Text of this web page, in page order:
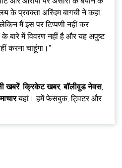
के प्रवक्ता अरिंदम बागची ने कहा,
लेकिन मैं इस पर टिप्पणी नहीं कर
के बारे में विवरण नहीं है और यह अपुष्ट
करना चाहूंगा।”
खबरें,क्रिकेट खबर,बॉलीवुड नेवस,
यहां। हमें फेसबुक, ट्विटर और